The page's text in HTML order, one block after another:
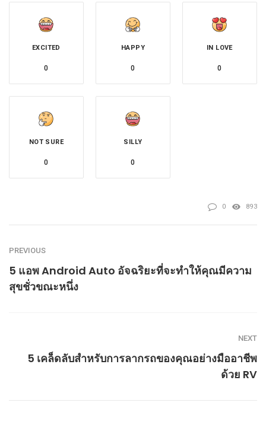
EXCITED
0
HAPPY
0
IN LOVE
0
NOT SURE
0
SILLY
0
0 893
PREVIOUS
5 แอพ Android Auto อัจฉริยะที่จะทำให้คุณมีความ
สุขชั่วขณะหนึ่ง
NEXT
5 เคล็ดลับสำหรับการลากรถของคุณอย่างมืออาชีพ
ด้วย RV